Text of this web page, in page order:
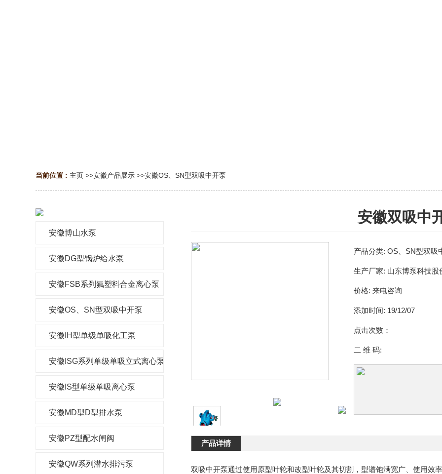
当前位置 : 主页 >>安徽产品展示 >>安徽OS、SN型双吸中开泵
安徽博山水泵
安徽DG型锅炉给水泵
安徽FSB系列氟塑料合金离心泵
安徽OS、SN型双吸中开泵
安徽IH型单级单吸化工泵
安徽ISG系列单级单吸立式离心泵
安徽IS型单级单吸离心泵
安徽MD型D型排水泵
安徽PZ型配水闸阀
安徽QW系列潜水排污泵
安徽双吸中
产品分类: OS、SN型双吸
生产厂家: 山东博泵科技股
价格: 来电咨询
添加时间: 19/12/07
点击次数：
二 维 码:
产品详情
双吸中开泵通过使用原型叶轮和改型叶轮及其切割，型谱饱满宽广、使用效